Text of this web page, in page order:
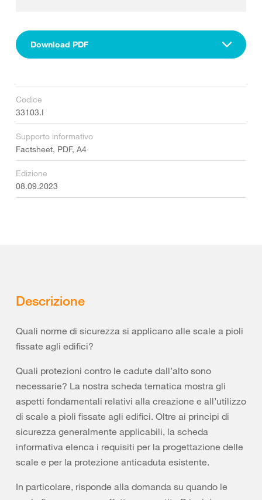
Download PDF
Codice
33103.I
Supporto informativo
Factsheet, PDF, A4
Edizione
08.09.2023
Descrizione
Quali norme di sicurezza si applicano alle scale a pioli
fissate agli edifici?
Quali protezioni contro le cadute dall’alto sono
necessarie? La nostra scheda tematica mostra gli
aspetti fondamentali relativi alla creazione e all’utilizzo
di scale a pioli fissate agli edifici. Oltre ai principi di
sicurezza generalmente applicabili, la scheda
informativa elenca i requisiti per la progettazione delle
scale e per la protezione anticaduta esistente.
In particolare, risponde alla domanda su quando le